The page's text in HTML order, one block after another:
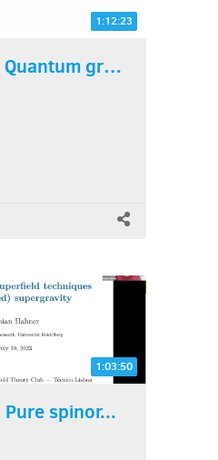
1:12:23
2023.07.26 Quantum groups...
1:03:50
spinor...